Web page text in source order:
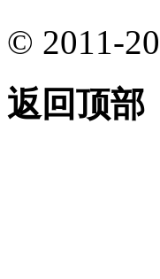
© 2011-
返回顶部